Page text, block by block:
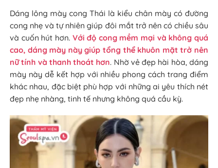
Dáng lông mày cong Thái là kiểu chân mày có đường
cong nhẹ và tự nhiên giúp đôi mắt trở nên có chiều sâu
và cuốn hút hơn. Với độ cong mềm mại và không quá
cao, dáng mày này giúp tổng thể khuôn mặt trở nên
nữ tính và thanh thoát hơn. Nhờ vẻ đẹp hài hòa, dáng
mày này dễ kết hợp với nhiều phong cách trang điểm
khác nhau, đặc biệt phù hợp với những ai yêu thích nét
đẹp nhẹ nhàng, tinh tế nhưng không quá cầu kỳ.